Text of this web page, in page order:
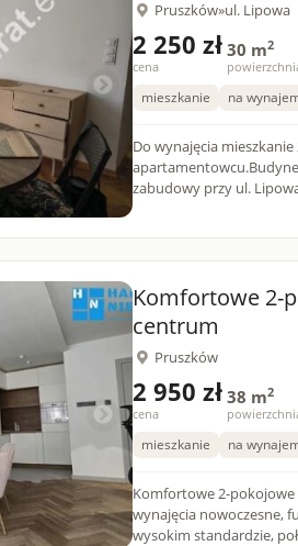
Pruszków»ul. Lipowa
2 250 zł
cena
30 m2
mieszkanie na
Do wynajęcia
zabudowy przy ul.
Komfortowe 2-
centrum
Pruszków
2 950 zł
cena
38 m2
mieszkanie na
Komfortowe 2-pokojowe
wynajęcia nowoczesne,
wysokim standardzie,